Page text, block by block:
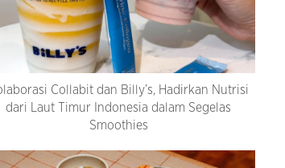
Collabit dan Billy’s, Hadirkan Nutrisi
dari Laut Timur Indonesia dalam Segelas
Smoothies